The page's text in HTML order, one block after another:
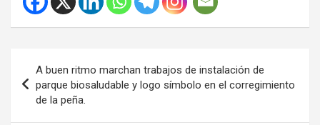
de
entradas
A buen ritmo marchan trabajos de instalación de
parque biosaludable y logo símbolo en el corregimiento
de la peña.